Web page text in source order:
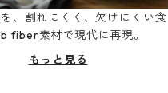
、割れにくく、欠けにくい食
fiber素材で現代に再現。
もっと見る